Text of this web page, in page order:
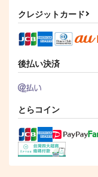
クレジットカード
後払い決済
とらコイン